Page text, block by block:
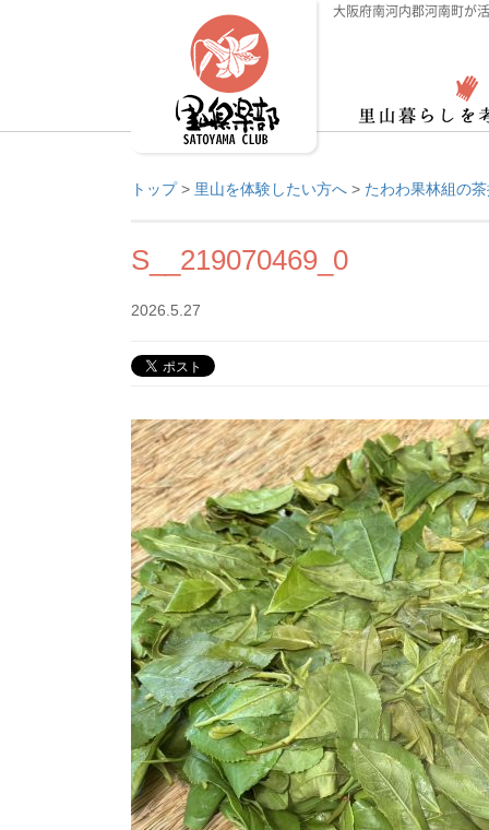
大阪府南河内郡河南町が
トップ> 里山を体験したい方へ > たわわ果林組の
S__219070469_0
2026.5.27